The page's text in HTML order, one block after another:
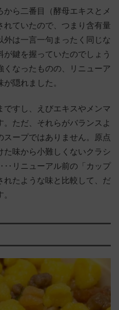
ら二番目（酵母エキスとメ
れていたので、つまり含有量
外は一言一句まったく同じな
鍵を握っていたのでしょう
なったものの、リニューア
隠れました。
すし、えびエキスやメンマ
ただ、それらがバランスよ
スープではありません。原点
た味から小難しくないクラシ
リニューアル前の「カップ
れたような味と比較して、だ